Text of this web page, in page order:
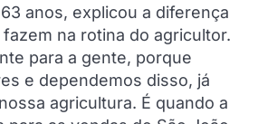
anos, explicou a diferença
na rotina do agricultor.
para a gente, porque
e dependemos disso, já
agricultura. É quando a